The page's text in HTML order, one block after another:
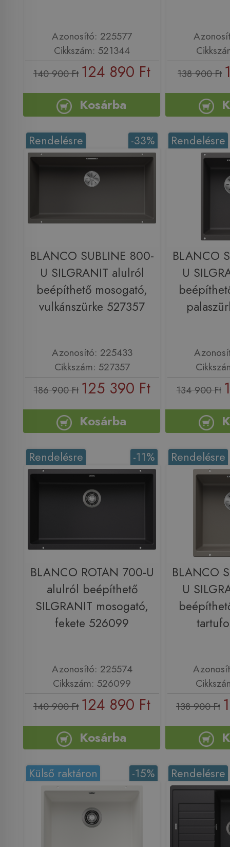
Azonosító: 225577
Cikkszám: 521344
140 900 Ft 124 890 Ft
Kosárba
138 900 Ft
-33%
Rendelésre
BLANCO SUBLINE 800-
U SILGRANIT alulról
beépíthető mosogató,
vulkánszürke 527357
Azonosító: 225433
Cikkszám: 527357
186 900 Ft 125 390 Ft
Kosárba
Rendelésre
BLANCO
U
134 900 Ft
-11%
Rendelésre
BLANCO ROTAN 700-U
alulról beépíthető
SILGRANIT mosogató,
fekete 526099
Azonosító: 225574
Cikkszám: 526099
140 900 Ft 124 890 Ft
Kosárba
Rendelésre
BLANCO
U
138 900 Ft
-15%
Külső raktáron Rendelésre